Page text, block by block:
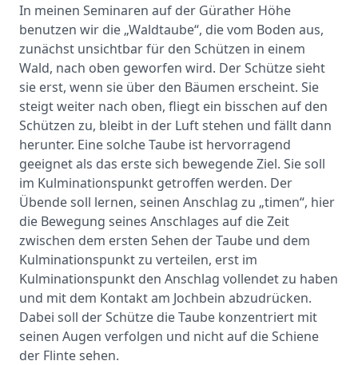
In meinen Seminaren auf der Gürather Höhe
benutzen wir die „Waldtaube“, die vom Boden aus,
zunächst unsichtbar für den Schützen in einem
Wald, nach oben geworfen wird. Der Schütze sieht
sie erst, wenn sie über den Bäumen erscheint. Sie
steigt weiter nach oben, fliegt ein bisschen auf den
Schützen zu, bleibt in der Luft stehen und fällt dann
herunter. Eine solche Taube ist hervorragend
geeignet als das erste sich bewegende Ziel. Sie soll
im Kulminationspunkt getroffen werden. Der
Übende soll lernen, seinen Anschlag zu „timen“, hier
die Bewegung seines Anschlages auf die Zeit
zwischen dem ersten Sehen der Taube und dem
Kulminationspunkt zu verteilen, erst im
Kulminationspunkt den Anschlag vollendet zu haben
und mit dem Kontakt am Jochbein abzudrücken.
Dabei soll der Schütze die Taube konzentriert mit
seinen Augen verfolgen und nicht auf die Schiene
der Flinte sehen.